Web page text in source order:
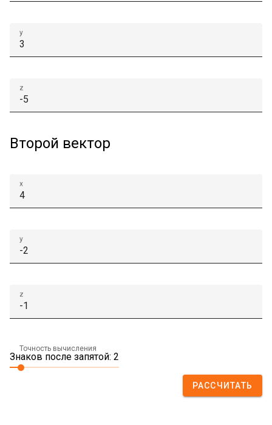
y
z
Второй вектор
x
y
z
Точность вычисления
Знаков после запятой: 2
РАССЧИТАТЬ